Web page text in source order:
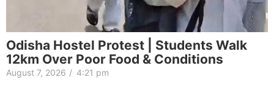
Odisha Hostel Protest | Students Walk
12km Over Poor Food & Conditions
August 7, 2026 / 4:21 pm